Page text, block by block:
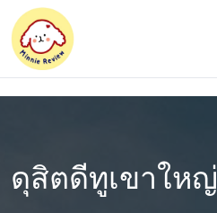
ดุสิตดีทูเขาใหญ่